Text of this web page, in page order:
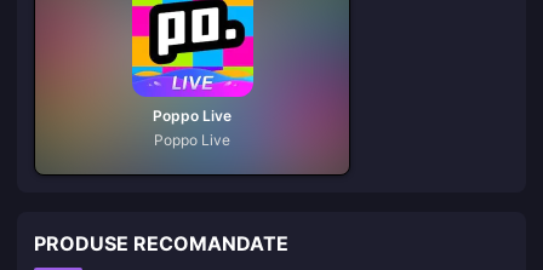
Poppo Live
Poppo Live
PRODUSE RECOMANDATE